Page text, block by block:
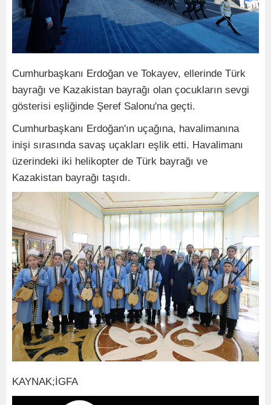
Cumhurbaşkanı Erdoğan ve Tokayev, ellerinde Türk
bayrağı ve Kazakistan bayrağı olan çocukların sevgi
gösterisi eşliğinde Şeref Salonu'na geçti.
Cumhurbaşkanı Erdoğan'ın uçağına, havalimanına
inişi sırasında savaş uçakları eşlik etti. Havalimanı
üzerindeki iki helikopter de Türk bayrağı ve
Kazakistan bayrağı taşıdı.
KAYNAK;İGFA